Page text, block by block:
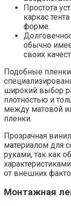
Простота
каркас
форме.
обычно
своих
Подобные
широкий выбор
плотностью и
между матовой
пленки.
Прозрачная
материалом для
руками, так как
от внешних
Монтажная